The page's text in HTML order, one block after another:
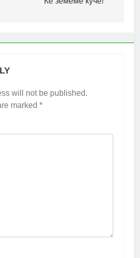
will not be published.
marked *